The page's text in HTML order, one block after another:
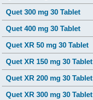
Quet 300 mg 30 Tablet
Quet 400 mg 30 Tablet
Quet XR 50 mg 30 Tablet
Quet XR 150 mg 30 Tablet
Quet XR 200 mg 30 Tablet
Quet XR 300 mg 30 Tablet